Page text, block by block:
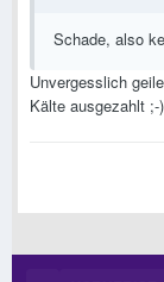
Schade, also
Unvergesslich
Kälte ausgezahlt ;-)